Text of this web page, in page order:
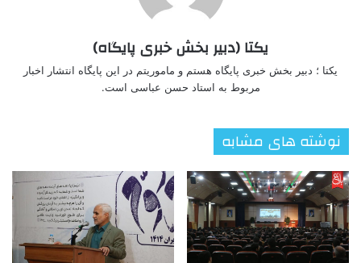
یکتا (دبیر بخش خبری پایگاه)
یکتا ؛ دبیر بخش خبری پایگاه هستم و ماموریتم در این پایگاه انتشار اخبار
مربوط به استاد حسن عباسی است.
نوشته های مشابه